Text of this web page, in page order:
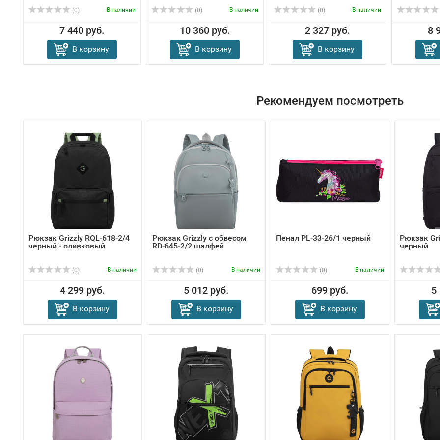
(0) В наличии
7 440 руб.
В корзину
(0) В наличии
10 360 руб.
В корзину
(0) В наличии
2 327 руб.
В корзину
8
Рекомендуем посмотреть
Рюкзак Grizzly RQL-618-2/4
черный - оливковый
(0) В наличии
4 299 руб.
В корзину
Рюкзак Grizzly с обвесом
RD-645-2/2 шалфей
(0) В наличии
5 012 руб.
В корзину
Пенал PL-33-26/1 черный
(0) В наличии
699 руб.
В корзину
Рюкзак
черный
5